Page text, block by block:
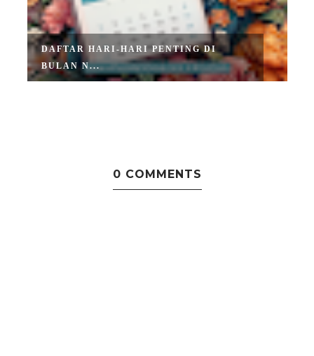
DAFTAR HARI-HARI PENTING DI
BULAN N...
0 COMMENTS